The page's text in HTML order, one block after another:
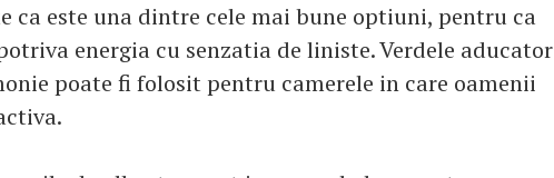
ca este una dintre cele mai bune optiuni, pentru ca
energia cu senzatia de liniste. Verdele aducator
poate fi folosit pentru camerele in care oamenii